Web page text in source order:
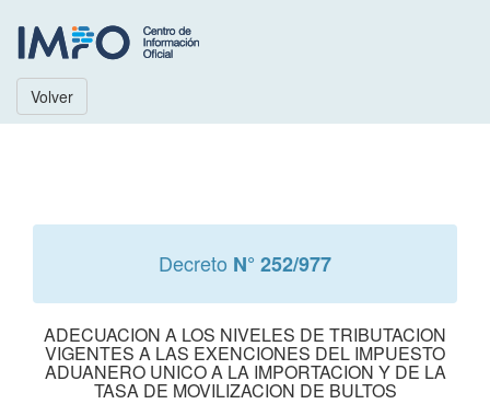
Volver
Decreto N° 252/977
ADECUACION A LOS NIVELES DE TRIBUTACION
VIGENTES A LAS EXENCIONES DEL IMPUESTO
ADUANERO UNICO A LA IMPORTACION Y DE LA
TASA DE MOVILIZACION DE BULTOS